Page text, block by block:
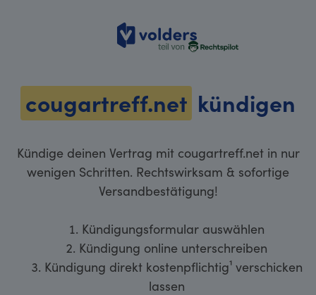
volders
cougartreff.net kündigen
Kündige deinen Vertrag mit cougartreff.net in nur
wenigen Schritten. Rechtswirksam & sofortige
Versandbestätigung!
Kündigungsformular auswählen
Kündigung online unterschreiben
Kündigung direkt kostenpflichtig¹ verschicken
lassen